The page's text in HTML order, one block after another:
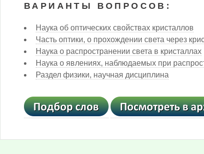
ВАРИАНТЫ ВОПРОСОВ:
Наука об оптических свойствах кристаллов
Часть оптики, о прохождении света через
Наука о распространении света в кристаллах
Наука о явлениях, наблюдаемых при
Раздел физики, научная дисциплина